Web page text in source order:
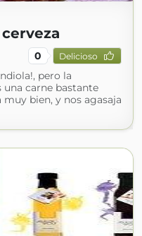
0 Delicioso
pero la
carne bastante
bien, y nos agasaja